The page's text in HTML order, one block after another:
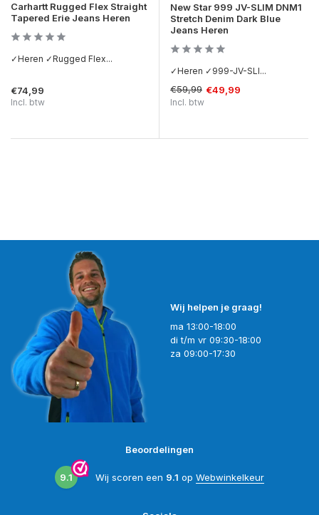
Carhartt Rugged Flex Straight
Tapered Erie Jeans Heren
✓Heren ✓Rugged Flex...
€74,99
Incl. btw
New Star 999 JV-SLIM DNM1
Stretch Denim Dark Blue
Jeans Heren
✓Heren ✓999-JV-SLI...
€59,99 €49,99
Incl. btw
Wij helpen je graag!
ma 13:00-18:00
di t/m vr 09:30-18:00
za 09:00-17:30
Beoordelingen
9.1 Wij scoren een 9.1 op Webwinkelkeur